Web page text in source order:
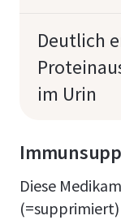
Deutlich
im Urin
Diese